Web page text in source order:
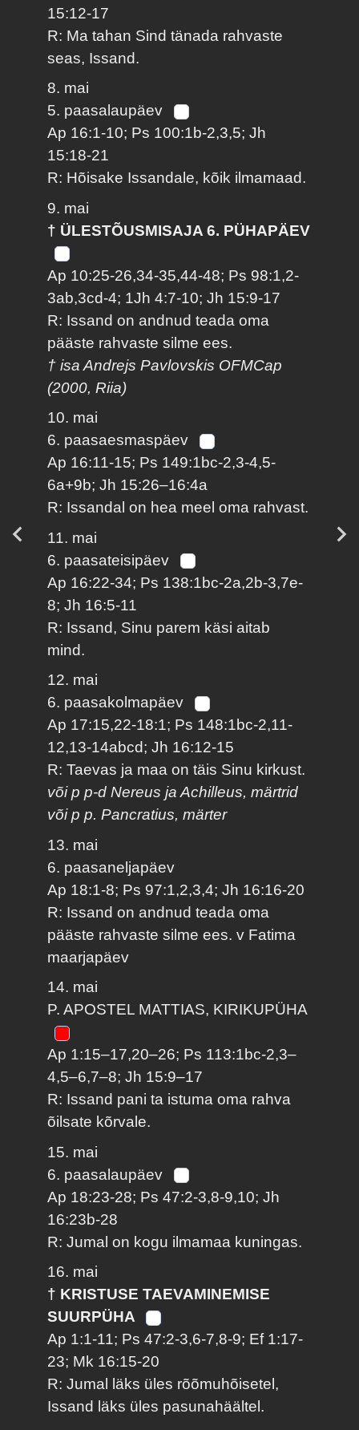
15:12-17
R: Ma tahan Sind tänada rahvaste
seas, Issand.
8. mai
5. paasalaupäev
Ap 16:1-10; Ps 100:1b-2,3,5; Jh
15:18-21
R: Hõisake Issandale, kõik ilmamaad.
9. mai
† ÜLESTÕUSMISAJA 6. PÜHAPÄEV
Ap 10:25-26,34-35,44-48; Ps 98:1,2-
3ab,3cd-4; 1Jh 4:7-10; Jh 15:9-17
R: Issand on andnud teada oma
pääste rahvaste silme ees.
† isa Andrejs Pavlovskis OFMCap
(2000, Riia)
10. mai
6. paasaesmaspäev
Ap 16:11-15; Ps 149:1bc-2,3-4,5-
6a+9b; Jh 15:26–16:4a
R: Issandal on hea meel oma rahvast.
11. mai
6. paasateisipäev
Ap 16:22-34; Ps 138:1bc-2a,2b-3,7e-
8; Jh 16:5-11
R: Issand, Sinu parem käsi aitab
mind.
12. mai
6. paasakolmapäev
Ap 17:15,22-18:1; Ps 148:1bc-2,11-
12,13-14abcd; Jh 16:12-15
R: Taevas ja maa on täis Sinu kirkust.
või p p-d Nereus ja Achilleus, märtrid
või p p. Pancratius, märter
13. mai
6. paasaneljapäev
Ap 18:1-8; Ps 97:1,2,3,4; Jh 16:16-20
R: Issand on andnud teada oma
pääste rahvaste silme ees. v Fatima
maarjapäev
14. mai
P. APOSTEL MATTIAS, KIRIKUPÜHA
Ap 1:15–17,20–26; Ps 113:1bc-2,3–
4,5–6,7–8; Jh 15:9–17
R: Issand pani ta istuma oma rahva
õilsate kõrvale.
15. mai
6. paasalaupäev
Ap 18:23-28; Ps 47:2-3,8-9,10; Jh
16:23b-28
R: Jumal on kogu ilmamaa kuningas.
16. mai
† KRISTUSE TAEVAMINEMISE
SUURPÜHA
Ap 1:1-11; Ps 47:2-3,6-7,8-9; Ef 1:17-
23; Mk 16:15-20
R: Jumal läks üles rõõmuhõisetel,
Issand läks üles pasunahäältel.